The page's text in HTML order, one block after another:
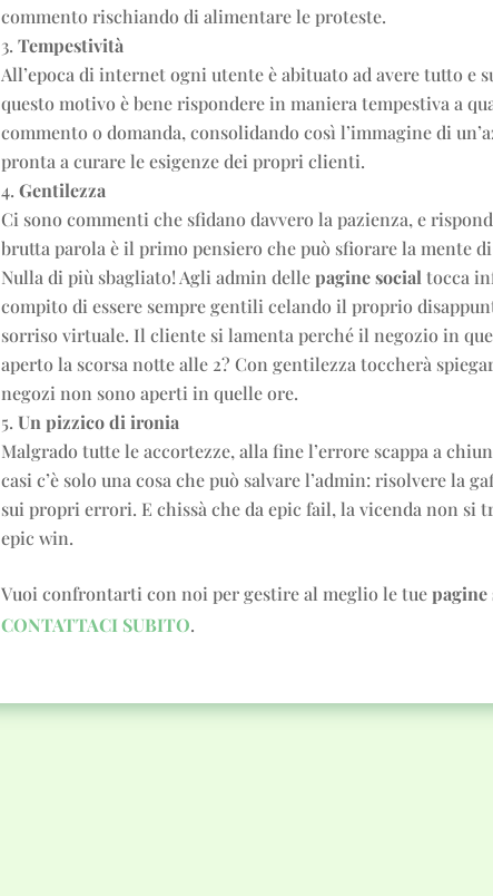
commento rischiando di alimentare le proteste.
Tempestività
All’epoca di internet ogni utente è abituato ad avere tutto e
questo motivo è bene rispondere in maniera tempestiva a
commento o domanda, consolidando così l’immagine di
pronta a curare le esigenze dei propri clienti.
Gentilezza
Ci sono commenti che sfidano davvero la pazienza, e
brutta parola è il primo pensiero che può sfiorare la mente
Nulla di più sbagliato! Agli admin dellepagine social tocca
compito di essere sempre gentili celando il proprio
sorriso virtuale. Il cliente si lamenta perché il negozio in
aperto la scorsa notte alle 2? Con gentilezza toccherà
negozi non sono aperti in quelle ore.
Un pizzico di ironia
Malgrado tutte le accortezze, alla fine l’errore scappa a
casi c’è solo una cosa che può salvare l’admin: risolvere la
sui propri errori. E chissà che da epic fail, la vicenda non si
epic win.
Vuoi confrontarti con noi per gestire al meglio le tuepagine
CONTATTACI SUBITO.